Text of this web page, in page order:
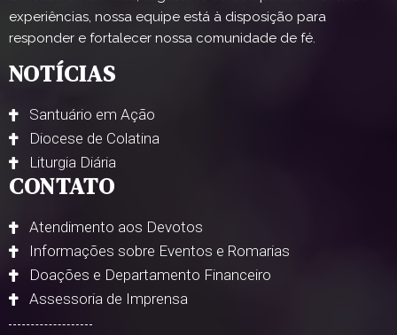
experiências, nossa equipe está à disposição para
responder e fortalecer nossa comunidade de fé.
NOTÍCIAS
Santuário em Ação
Diocese de Colatina
Liturgia Diária
CONTATO
Atendimento aos Devotos
Informações sobre Eventos e Romarias
Doações e Departamento Financeiro
Assessoria de Imprensa